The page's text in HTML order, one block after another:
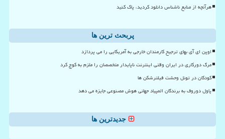
هرآنچه از منابع ناشناس دانلود کردید، پاک کنید
پربحث ترین ها
اوپن ای آی بهای ترجیح کارمندان خارجی به آمریکایی را می پردازد
مرگ دورکاری در ایران وقتی اینترنت ناپایدار متخصصان را ملزم به کوچ کرد
کودکان در تونل وحشت فیلترشکن ها
پاول دوروف به برندگان المپیاد جهانی هوش مصنوعی جایزه می دهد
جدیدترین ها